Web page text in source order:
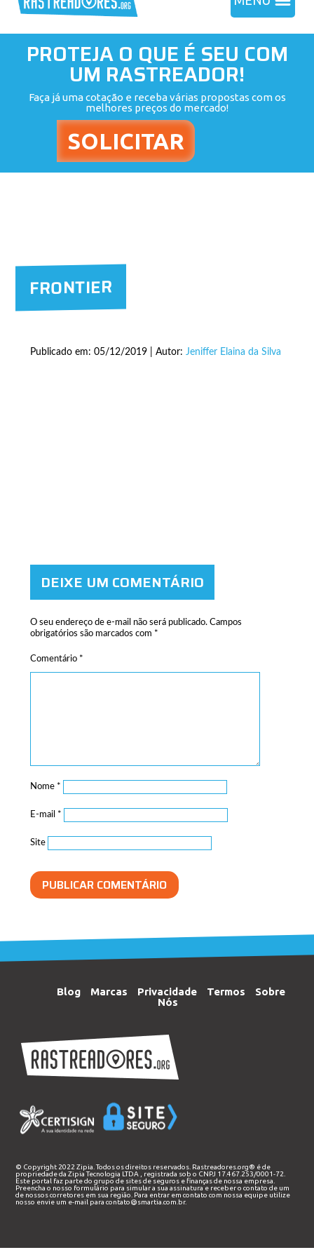
PROTEJA O QUE É SEU COM
UM RASTREADOR!
Faça já uma cotação e receba várias propostas com os
melhores preços do mercado!
FRONTIER
Publicado em: 05/12/2019 | Autor: Jeniffer Elaina da Silva
DEIXE UM COMENTÁRIO
O seu endereço de e-mail não será publicado. Campos
obrigatórios são marcados com *
Comentário *
Nome *
E-mail *
Site
Blog Marcas Privacidade Termos
Sobre
Nós
© Copyright 2022 Zipia. Todos os direitos reservados. Rastreadores.org® é de
propriedade daZipia Tecnologia LTDA
, registrada sob o CNPJ 17.467.253/0001-72.
Este portal faz parte do grupo de sites de seguros e finanças de nossa empresa.
Preencha o nosso formulário para simular a sua assinatura e receber o contato de um
de nossos corretores em sua região. Para entrar em contato com nossa equipe utilize
nosso envie um e-mail paracontato@smartia.com.br.